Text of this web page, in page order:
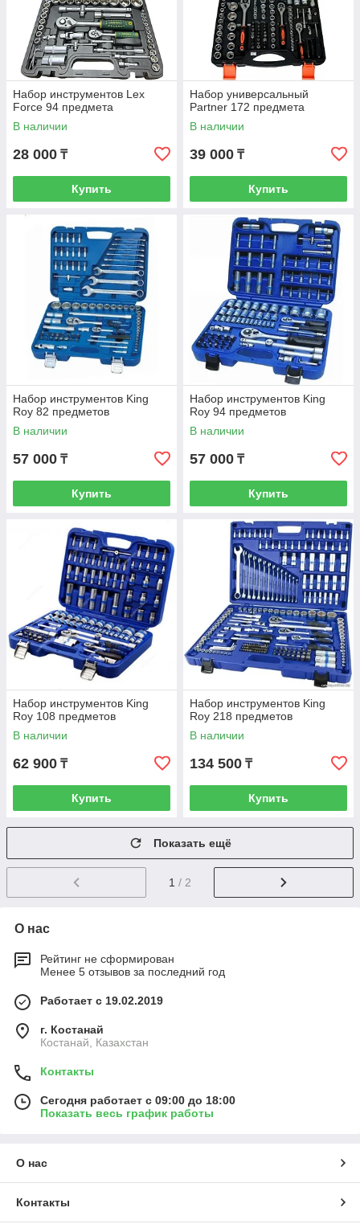
Набор инструментов Lex
Force 94 предмета
В наличии
28 000 ₸
Купить
Набор универсальный
Partner 172 предмета
В наличии
39 000 ₸
Купить
Набор инструментов King
Roy 82 предметов
В наличии
57 000 ₸
Купить
Набор инструментов King
Roy 94 предметов
В наличии
57 000 ₸
Купить
Набор инструментов King
Roy 108 предметов
В наличии
62 900 ₸
Купить
Набор инструментов King
Roy 218 предметов
В наличии
134 500 ₸
Купить
Показать ещё
1 / 2
О нас
Рейтинг не сформирован
Менее 5 отзывов за последний год
Работает с 19.02.2019
г. Костанай
Костанай, Казахстан
Контакты
Сегодня работает с 09:00 до 18:00
Показать весь график работы
О нас
Контакты